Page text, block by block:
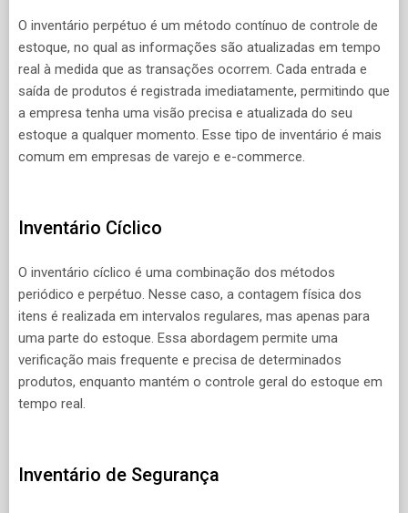
O inventário perpétuo é um método contínuo de controle de
estoque, no qual as informações são atualizadas em tempo
real à medida que as transações ocorrem. Cada entrada e
saída de produtos é registrada imediatamente, permitindo que
a empresa tenha uma visão precisa e atualizada do seu
estoque a qualquer momento. Esse tipo de inventário é mais
comum em empresas de varejo e e-commerce.
Inventário Cíclico
O inventário cíclico é uma combinação dos métodos
periódico e perpétuo. Nesse caso, a contagem física dos
itens é realizada em intervalos regulares, mas apenas para
uma parte do estoque. Essa abordagem permite uma
verificação mais frequente e precisa de determinados
produtos, enquanto mantém o controle geral do estoque em
tempo real.
Inventário de Segurança